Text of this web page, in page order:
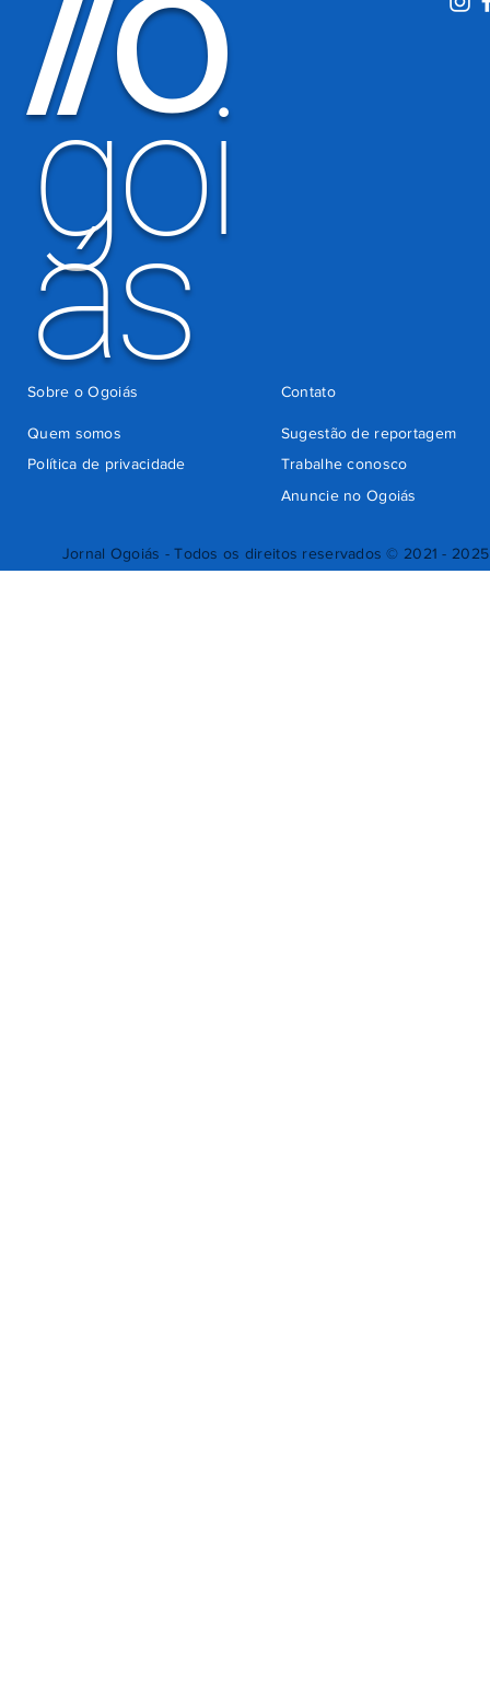
motoristas
por
cobrança
indevida do
Detran-GO
há 5 dias
Jornal Ogoiás - Todos os direitos reservados © 2021 - 2025
//O
goi
ás
Quem somos
Sugestão de reportagem
Trabalhe conosco
Política de privacidade
Anuncie no Ogoiás
Contato
Sobre o Ogoiás